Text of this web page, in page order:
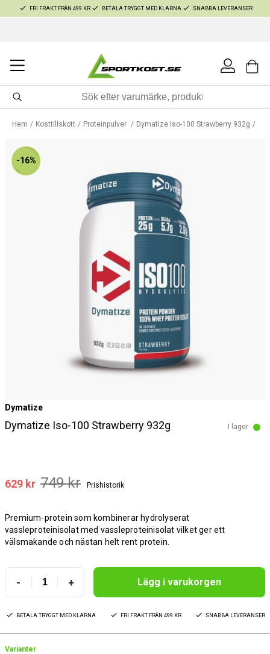
FRI FRAKT FRÅN 499 KR BETALA TRYGGT MED KLARNA SNABBA LEVERANSER
Hem Kosttillskott Proteinpulver Dymatize Iso-100 Strawberry 932g
-16%
Dymatize
Dymatize Iso-100 Strawberry 932g I lager
629 kr 749 kr Prishistorik
Premium-protein som kombinerar hydrolyserat
vassleproteinisolat med vassleproteinisolat vilket ger ett
välsmakande och nästan helt rent protein.
- + Lägg i varukorgen
BETALA TRYGGT MED KLARNA FRI FRAKT FRÅN 499 KR SNABBA LEVERANSER
Varianter